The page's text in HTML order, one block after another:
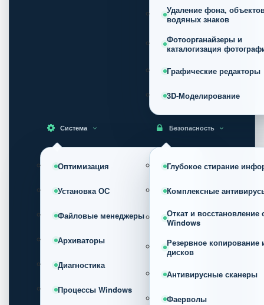
Удаление фона,
водяных знаков
Фотоорганайзеры и
каталогизация
Графические редакторы
3D-Моделирование
Система
Оптимизация
Установка ОС
Файловые менеджеры
Архиваторы
Диагностика
Процессы Windows
Безопасность
Глубокое стирание
Комплексные
Откат и восстановление
Windows
Резервное копирование
дисков
Антивирусные сканеры
Фаерволы